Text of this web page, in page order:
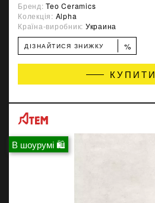
Бренд:Teo Ceramics
Колекція: Alpha
Країна-виробник: Украина
ДІЗНАЙТИСЯ ЗНИЖКУ %
КУПИТИ
В шоурумі 🛍